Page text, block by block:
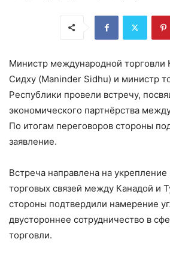
Министр международной
Сидху (Maninder Sidhu) и министр
Республики провели встречу,
экономического партнёрства
По итогам переговоров стороны
заявление.
Встреча направлена на
торговых связей между Канадой и
стороны подтвердили намерение
двустороннее сотрудничество в
торговли.